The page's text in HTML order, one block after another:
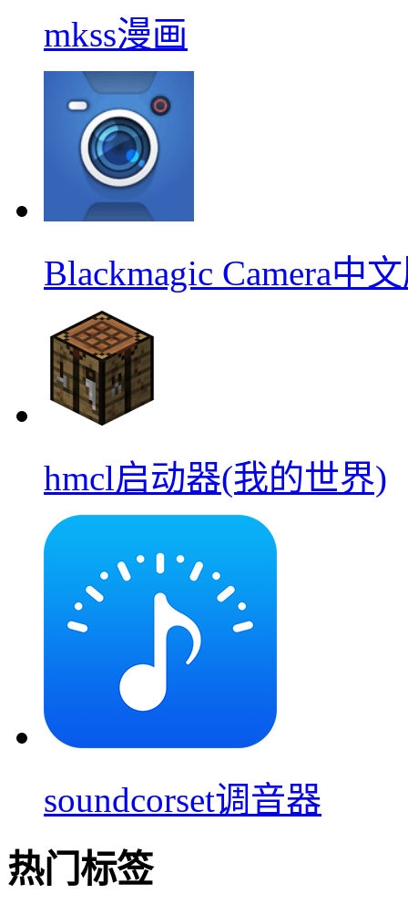
mkss漫画
Blackmagic Camera中
hmcl启动器(我的世界)
soundcorset调音器
热门标签